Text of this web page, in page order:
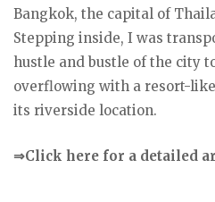
Bangkok, the capital of
Stepping inside, I was
hustle and bustle of the city
overflowing with a resort-
its riverside location.
⇒Click here for a detailed